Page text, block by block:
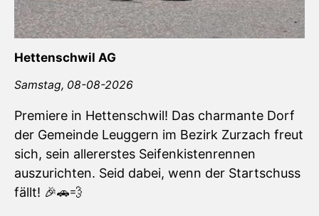
Hettenschwil AG
Samstag, 08-08-2026
Premiere in Hettenschwil! Das charmante Dorf
der Gemeinde Leuggern im Bezirk Zurzach freut
sich, sein allererstes Seifenkistenrennen
auszurichten. Seid dabei, wenn der Startschuss
fällt! 🎉🚗💨